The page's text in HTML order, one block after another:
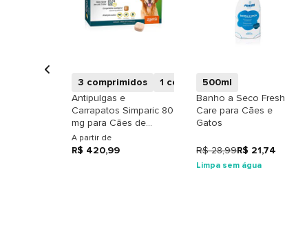
3 comprimidos
1 comprimido
Antipulgas e
Carrapatos Simparic 80
mg para Cães de
20,1kg - 40kg
A partir de
R$ 420,99
500ml
Banho a Seco Fresh
Care para Cães e
Gatos
R$ 28,99R$ 21,74
Limpa sem água